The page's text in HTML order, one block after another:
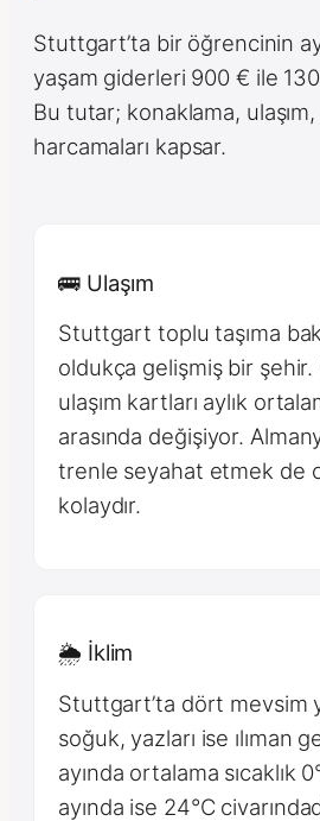
Stuttgart’ta bir öğrencinin
yaşam giderleri 900 € ile
Bu tutar; konaklama,
harcamaları kapsar.
🚌 Ulaşım
Stuttgart toplu taşıma
oldukça gelişmiş bir
ulaşım kartları aylık
arasında değişiyor.
trenle seyahat etmek de
kolaydır.
🌦 İklim
Stuttgart’ta dört mevsim
soğuk, yazları ise ılıman
ayında ortalama sıcaklık
ayında ise 24°C